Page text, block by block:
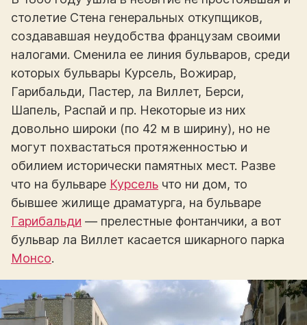
столетие Стена генеральных откупщиков,
создававшая неудобства французам своими
налогами. Сменила ее линия бульваров, среди
которых бульвары Курсель, Вожирар,
Гарибальди, Пастер, ла Виллет, Берси,
Шапель, Распай и пр. Некоторые из них
довольно широки (по 42 м в ширину), но не
могут похвастаться протяженностью и
обилием исторически памятных мест. Разве
что на бульваре Курсель что ни дом, то
бывшее жилище драматурга, на бульваре
Гарибальди — прелестные фонтанчики, а вот
бульвар ла Виллет касается шикарного парка
Монсо.